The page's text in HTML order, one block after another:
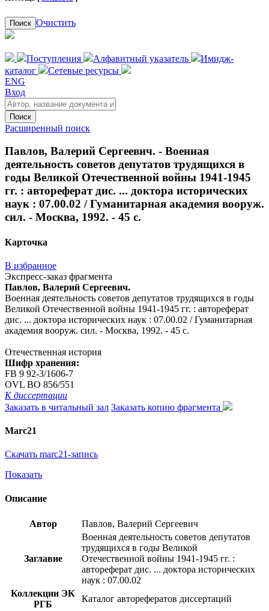
Поиск Очистить
Поступления Алфавитный указатель
Имидж-
каталог
Сетевые ресурсы
ENG
Вход
Поиск
Расширенный поиск
Павлов, Валерий Сергеевич. - Военная
деятельность советов депутатов трудящихся в
годы Великой Отечественной войны 1941-1945
гг. : автореферат дис. ... доктора исторических
наук : 07.00.02 / Гуманитарная академия вооруж.
сил. - Москва, 1992. - 45 с.
Карточка
В избранное
Экспресс-заказ фрагмента
Павлов, Валерий Сергеевич.
Военная деятельность советов депутатов трудящихся в годы
Великой Отечественной войны 1941-1945 гг. : автореферат
дис. ... доктора исторических наук : 07.00.02 / Гуманитарная
академия вооруж. сил. - Москва, 1992. - 45 с.
Отечественная история
Шифр хранения:
FB 9 92-3/1606-7
OVL ВО 856/551
К диссертации
Заказать в читальный зал Заказать копию фрагмента
Marc21
Скачать marc21-запись
Показать
Описание
Автор Павлов, Валерий Сергеевич
Заглавие
Военная деятельность советов депутатов
трудящихся в годы Великой
Отечественной войны 1941-1945 гг. :
автореферат дис. ... доктора исторических
наук : 07.00.02
Коллекции ЭК
РГБ
Каталог авторефератов диссертаций